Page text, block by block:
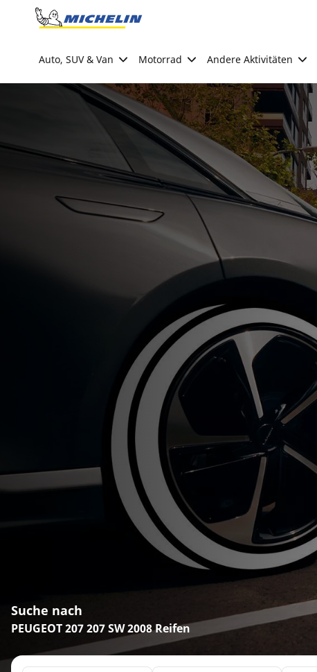
Go to page content
Auto, SUV & Van Motorrad Andere Aktivitäten
Suche nach
PEUGEOT 207 207 SW 2008 Reifen